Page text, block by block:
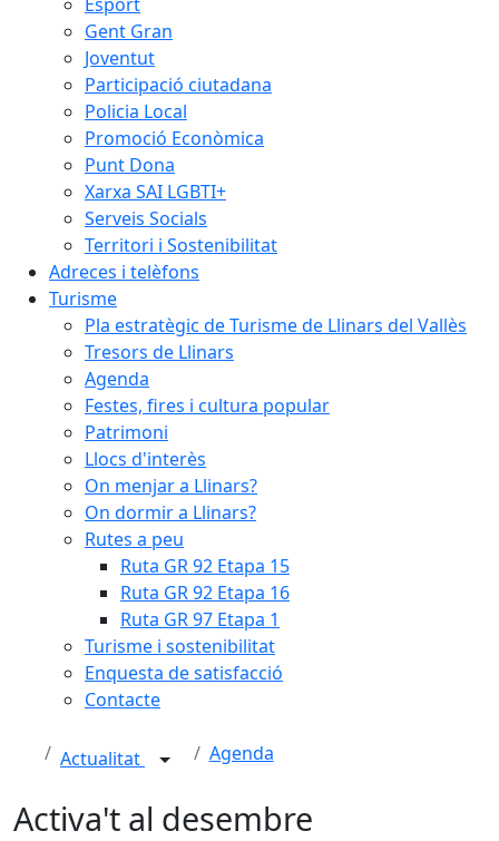
Gent Gran
Joventut
Participació ciutadana
Policia Local
Promoció Econòmica
Punt Dona
Xarxa SAI LGBTI+
Serveis Socials
Territori i Sostenibilitat
Adreces i telèfons
Turisme
Pla estratègic de Turisme de Llinars del Vallès
Tresors de Llinars
Agenda
Festes, fires i cultura popular
Patrimoni
Llocs d'interès
On menjar a Llinars?
On dormir a Llinars?
Rutes a peu
Ruta GR 92 Etapa 15
Ruta GR 92 Etapa 16
Ruta GR 97 Etapa 1
Turisme i sostenibilitat
Enquesta de satisfacció
Contacte
Actualitat Agenda
Activa't al desembre